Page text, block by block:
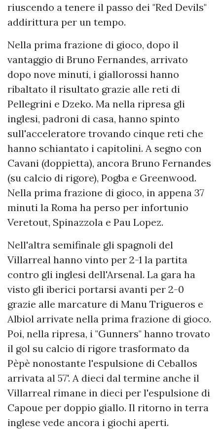
riuscendo a tenere il passo dei "Red Devils"
addirittura per un tempo.
Nella prima frazione di gioco, dopo il
vantaggio di Bruno Fernandes, arrivato
dopo nove minuti, i giallorossi hanno
ribaltato il risultato grazie alle reti di
Pellegrini e Dzeko. Ma nella ripresa gli
inglesi, padroni di casa, hanno spinto
sull'acceleratore trovando cinque reti che
hanno schiantato i capitolini. A segno con
Cavani (doppietta), ancora Bruno Fernandes
(su calcio di rigore), Pogba e Greenwood.
Nella prima frazione di gioco, in appena 37
minuti la Roma ha perso per infortunio
Veretout, Spinazzola e Pau Lopez.
Nell'altra semifinale gli spagnoli del
Villarreal hanno vinto per 2-1 la partita
contro gli inglesi dell'Arsenal. La gara ha
visto gli iberici portarsi avanti per 2-0
grazie alle marcature di Manu Trigueros e
Albiol arrivate nella prima frazione di gioco.
Poi, nella ripresa, i "Gunners" hanno trovato
il gol su calcio di rigore trasformato da
Pèpè nonostante l'espulsione di Ceballos
arrivata al 57'. A dieci dal termine anche il
Villarreal rimane in dieci per l'espulsione di
Capoue per doppio giallo. Il ritorno in terra
inglese vede ancora i giochi aperti.